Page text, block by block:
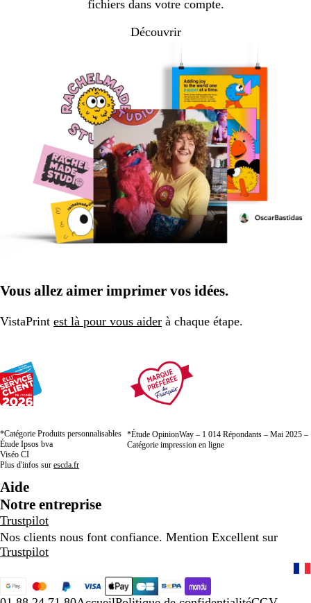
fichiers dans votre compte.
Découvrir
Vous allez aimer imprimer vos idées.
VistaPrint est là pour vous aider à chaque étape.
*Catégorie Produits personnalisables
Étude Ipsos bva
Viséo CI
Plus d'infos sur escda.fr
*Étude OpinionWay – 1 014 Répondants – Mai 2025 –
Catégorie impression en ligne
Aide
Notre entreprise
Trustpilot
Nos clients nous font confiance. Mention Excellent sur
Trustpilot